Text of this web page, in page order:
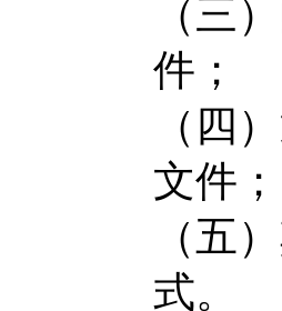
（三
件；
（四
文件；
（五
式。